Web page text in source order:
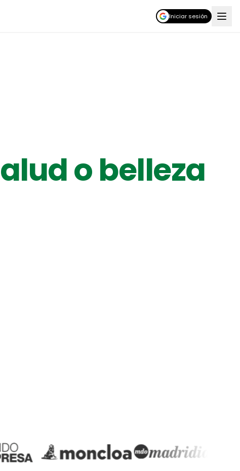
Iniciar sesión
o belleza